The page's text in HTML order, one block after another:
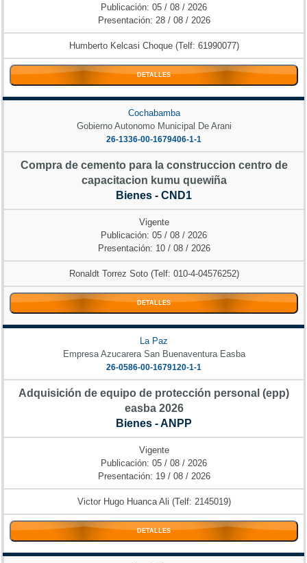
Publicación: 05 / 08 / 2026
Presentación: 28 / 08 / 2026
Humberto Kelcasi Choque (Telf: 61990077)
DETALLES
Cochabamba
Gobierno Autonomo Municipal De Arani
26-1336-00-1679406-1-1
Compra de cemento para la construccion centro de
capacitacion kumu quewiña
Bienes - CND1
Vigente
Publicación: 05 / 08 / 2026
Presentación: 10 / 08 / 2026
Ronaldt Torrez Soto (Telf: 010-4-04576252)
DETALLES
La Paz
Empresa Azucarera San Buenaventura Easba
26-0586-00-1679120-1-1
Adquisición de equipo de protección personal (epp)
easba 2026
Bienes - ANPP
Vigente
Publicación: 05 / 08 / 2026
Presentación: 19 / 08 / 2026
Victor Hugo Huanca Ali (Telf: 2145019)
DETALLES